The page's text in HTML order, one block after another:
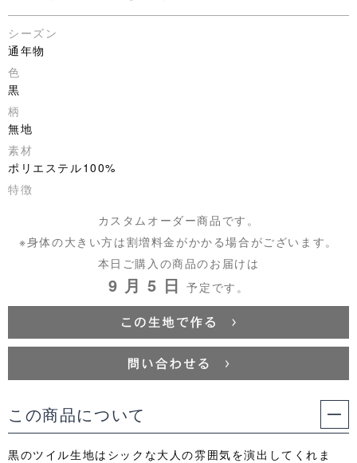
シーズン
通年物
色
黒
柄
無地
素材
ポリエステル100%
特徴
カスタムオーダー商品です。
※身体の大きい方は割増料金がかかる場合がございます。
本日ご購入の商品のお届けは
9 月 5 日予定です。
この商品について
黒のツイル生地はシックな大人の雰囲気を演出してくれま